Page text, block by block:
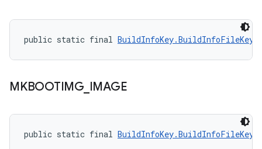
public static final BuildInfoKey.BuildInfoFileKey
MKBOOTIMG_ IMAGE
public static final BuildInfoKey.BuildInfoFileKey